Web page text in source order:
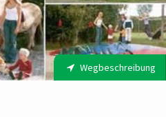
Wegbeschreibung